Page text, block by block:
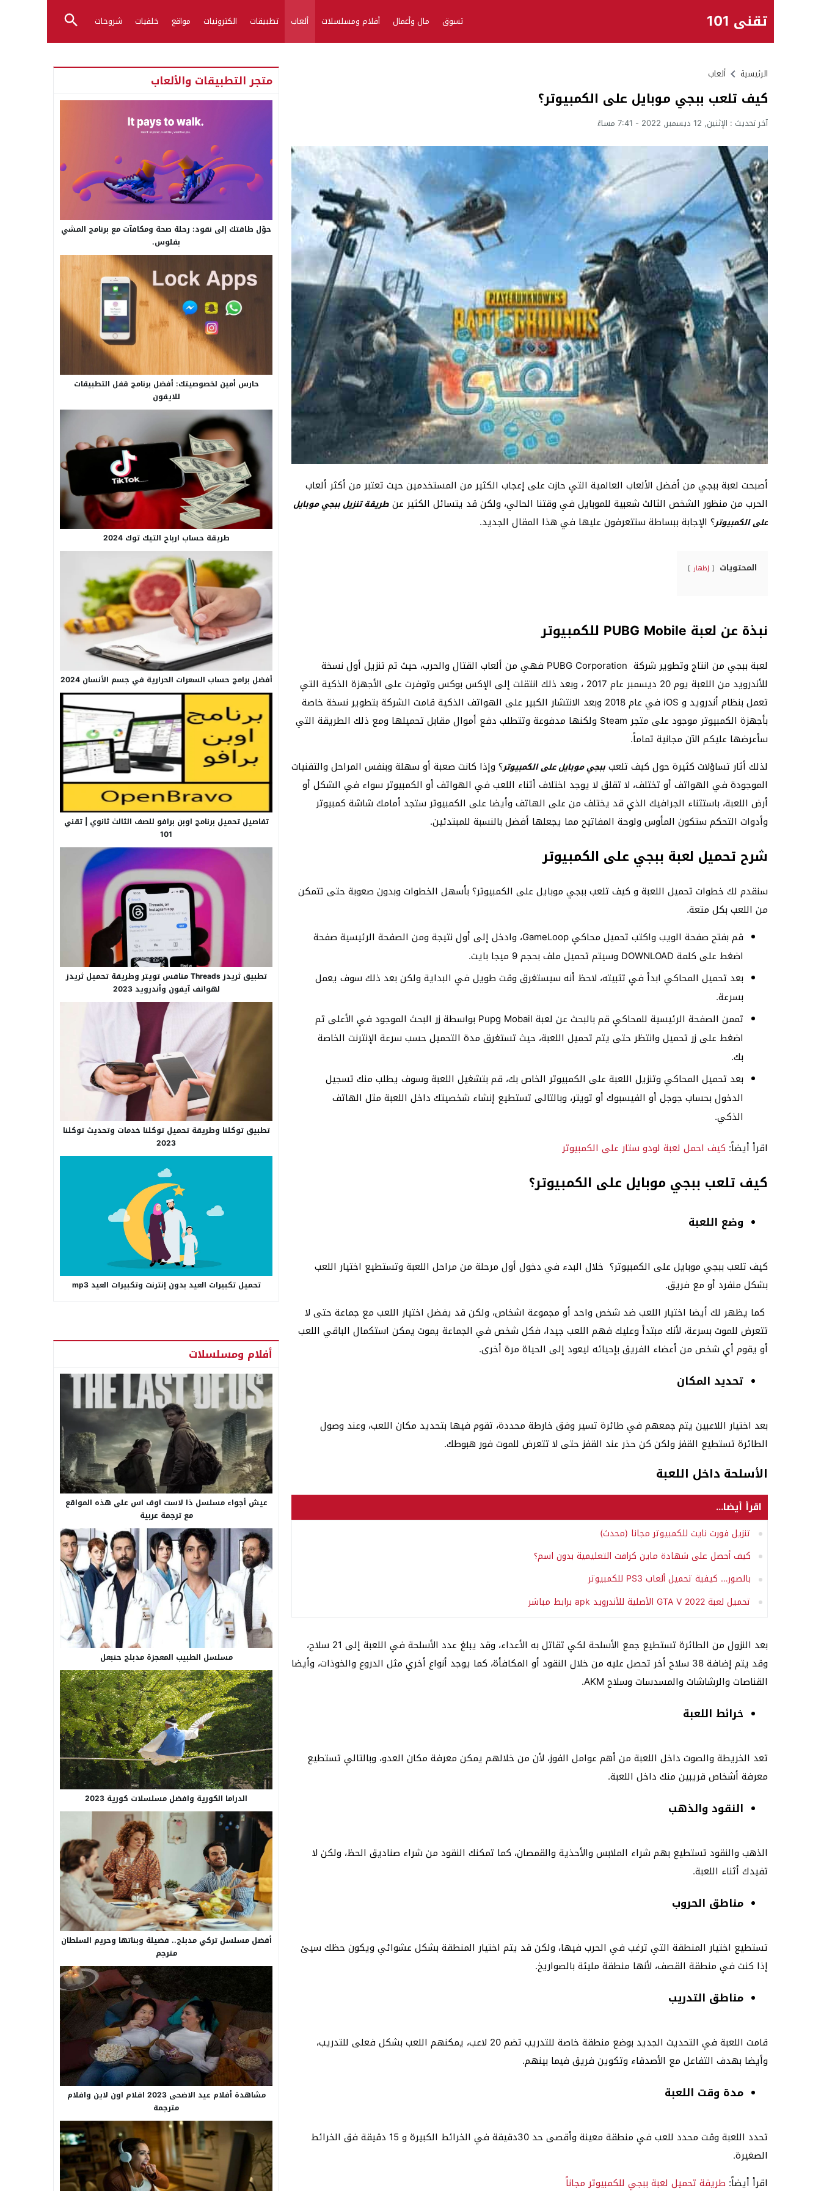
تقني 101 تسوق مال وأعمال أفلام ومسلسلات ألعاب تطبيقات الكترونيات مواقع خلفيات شروحات
الرئيسية ألعاب
كيف تلعب ببجي موبايل على الكمبيوتر؟
آخر تحديث : الإثنين, 12 ديسمبر, 2022 - 7:41 مساءً
أصبحت لعبة ببجي من أفضل الألعاب العالمية التي حازت على إعجاب الكثير من المستخدمين حيث تعتبر من أكثر ألعاب
الحرب من منظور الشخص الثالث شعبية للموبايل في وقتنا الحالي، ولكن قد يتسائل الكثير عن طريقة تنزيل ببجي موبايل
على الكمبيوتر؟ الإجابة ببساطة ستتعرفون عليها في هذا المقال الجديد.
المحتويات إظهار
نبذة عن لعبة PUBG Mobile للكمبيوتر
لعبة ببجي من انتاج وتطوير شركة PUBG Corporation فهي من ألعاب القتال والحرب، حيث تم تنزيل أول نسخة
للأندرويد من اللعبة يوم 20 ديسمبر عام 2017 ، وبعد ذلك انتقلت إلى الإكس بوكس وتوفرت على الأجهزة الذكية التي
تعمل بنظام أندرويد و iOS في عام 2018 وبعد الانتشار الكبير على الهواتف الذكية قامت الشركة بتطوير نسخة خاصة
بأجهزة الكمبيوتر موجود على متجر Steam ولكنها مدفوعة وتتطلب دفع أموال مقابل تحميلها ومع ذلك الطريقة التي
سأعرضها عليكم الآن مجانية تماماً.
لذلك أثار تساؤلات كثيرة حول كيف تلعب ببجي موبايل على الكمبيوتر؟ وإذا كانت صعبة أو سهلة وبنفس المراحل والتقنيات
الموجودة في الهواتف أو تختلف، لا تقلق لا يوجد اختلاف أثناء اللعب في الهواتف أو الكمبيوتر سواء في الشكل أو
أرض اللعبة، باستثناء الجرافيك الذي قد يختلف من على الهاتف وأيضا على الكمبيوتر ستجد أمامك شاشة كمبيوتر
وأدوات التحكم ستكون المأوس ولوحة المفاتيح مما يجعلها أفضل بالنسبة للمبتدئين.
شرح تحميل لعبة ببجي على الكمبيوتر
سنقدم لك خطوات تحميل اللعبة و كيف تلعب ببجي موبايل على الكمبيوتر؟ بأسهل الخطوات وبدون صعوبة حتى تتمكن
من اللعب بكل متعة.
قم بفتح صفحة الويب واكتب تحميل محاكي GameLoop، وادخل إلى أول نتيجة ومن الصفحة الرئيسية صفحة
اضغط على كلمة DOWNLOAD وسيتم تحميل ملف بحجم 9 ميجا بايت.
بعد تحميل المحاكي ابدأ في تثبيته، لاحظ أنه سيستغرق وقت طويل في البداية ولكن بعد ذلك سوف يعمل
بسرعة.
ثممن الصفحة الرئيسية للمحاكي قم بالبحث عن لعبة Pupg Mobail بواسطة زر البحث الموجود في الأعلى ثم
اضغط على زر تحميل وانتظر حتى يتم تحميل اللعبة، حيث تستغرق مدة التحميل حسب سرعة الإنترنت الخاصة
بك.
بعد تحميل المحاكي وتنزيل اللعبة على الكمبيوتر الخاص بك، قم بتشغيل اللعبة وسوف يطلب منك تسجيل
الدخول بحساب جوجل أو الفيسبوك أو تويتر، وبالتالى تستطيع إنشاء شخصيتك داخل اللعبة مثل الهاتف
الذكي.
اقرأ أيضاً: كيف احمل لعبة لودو ستار على الكمبيوتر
كيف تلعب ببجي موبايل على الكمبيوتر؟
وضع اللعبة
كيف تلعب ببجي موبايل على الكمبيوتر؟ خلال البدء في دخول أول مرحلة من مراحل اللعبة وتستطيع اختيار اللعب
بشكل منفرد أو مع فريق.
كما يظهر لك أيضا اختيار اللعب ضد شخص واحد أو مجموعة اشخاص، ولكن قد يفضل اختيار اللعب مع جماعة حتى لا
تتعرض للموت بسرعة، لأنك مبتدأ وعليك فهم اللعب جيدا، فكل شخص في الجماعة يموت يمكن استكمال الباقي اللعب
أو يقوم أي شخص من أعضاء الفريق بإحيائه ليعود إلى الحياة مرة أخرى.
تحديد المكان
بعد اختيار اللاعبين يتم جمعهم في طائرة تسير وفق خارطة محددة، تقوم فيها بتحديد مكان اللعب، وعند وصول
الطائرة تستطيع القفز ولكن كن حذر عند القفز حتى لا تتعرض للموت فور هبوطك.
الأسلحة داخل اللعبة
اقرأ أيضا...
تنزيل فورت نايت للكمبيوتر مجانا (محدث)
كيف أحصل على شهادة ماين كرافت التعليمية بدون اسم؟
بالصور… كيفية تحميل ألعاب PS3 للكمبيوتر
تحميل لعبة GTA V 2022 الأصلية للأندرويد apk برابط مباشر
بعد النزول من الطائرة تستطيع جمع الأسلحة لكي تقاتل به الأعداء، وقد يبلغ عدد الأسلحة في اللعبة إلى 21 سلاح،
وقد يتم إضافة 38 سلاح أخر تحصل عليه من خلال النقود أو المكافأة، كما يوجد أنواع أخري مثل الدروع والخوذات، وأيضا
القناصات والرشاشات والمسدسات وسلاح AKM.
خرائط اللعبة
تعد الخريطة والصوت داخل اللعبة من أهم عوامل الفوز، لأن من خلالهم يمكن معرفة مكان العدو، وبالتالي تستطيع
معرفة أشخاص قريبين منك داخل اللعبة.
النقود والذهب
الذهب والنقود تستطيع بهم شراء الملابس والأحذية والقمصان، كما تمكنك النقود من شراء صناديق الحظ، ولكن لا
تفيدك أثناء اللعبة.
مناطق الحروب
تستطيع اختيار المنطقة التي ترغب في الحرب فيها، ولكن قد يتم اختيار المنطقة بشكل عشوائي ويكون حظك سيئ
إذا كنت في منطقة القصف، لأنها منطقة مليئة بالصواريخ.
مناطق التدريب
قامت اللعبة في التحديث الجديد بوضع منطقة خاصة للتدريب تضم 20 لاعب، يمكنهم اللعب بشكل فعلى للتدريب،
وأيضا بهدف التفاعل مع الأصدقاء وتكوين فريق فيما بينهم.
مدة وقت اللعبة
تحدد اللعبة وقت محدد للعب في منطقة معينة وأقصى حد 30دقيقة في الخرائط الكبيرة و 15 دقيقة فق الخرائط
الصغيرة.
اقرأ أيضاً: طريقة تحميل لعبة ببجي للكمبيوتر مجاناً
متجر التطبيقات والألعاب
حوّل طاقتك إلى نقود: رحلة صحة ومكافآت مع برنامج المشي
بفلوس.
حارس أمين لخصوصيتك: أفضل برنامج قفل التطبيقات
للايفون
طريقة حساب ارباح التيك توك 2024
أفضل برامج حساب السعرات الحرارية في جسم الأنسان 2024
تفاصيل تحميل برنامج اوبن برافو للصف الثالث ثانوي | تقني
101
تطبيق ثريدز Threads منافس تويتر وطريقة تحميل ثريدز
لهواتف آيفون وأندرويد 2023
تطبيق توكلنا وطريقة تحميل توكلنا خدمات وتحديث توكلنا
2023
تحميل تكبيرات العيد بدون إنترنت وتكبيرات العيد mp3
أفلام ومسلسلات
عيش أجواء مسلسل ذا لاست اوف اس على هذه المواقع
مع ترجمة عربية
مسلسل الطبيب المعجزة مدبلج حنبعل
الدراما الكورية وافضل مسلسلات كورية 2023
أفضل مسلسل تركي مدبلج.. فضيلة وبناتها وحريم السلطان
مترجم
مشاهدة أفلام عيد الاضحى 2023 افلام اون لاين وافلام
مترجمة